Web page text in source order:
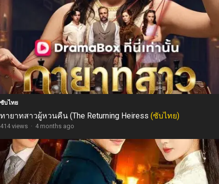
ซับไทย
ทายาทสาวผู้หวนคืน (The Returning Heiress (ซับไทย)
414 views · 4 months ago